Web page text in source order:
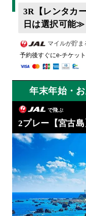
3R【レンタカ
日は選択可能≫
マイルが貯ま
予約後すぐにe-チケッ
年末年始・
で飛ぶ
2プレー【宮古